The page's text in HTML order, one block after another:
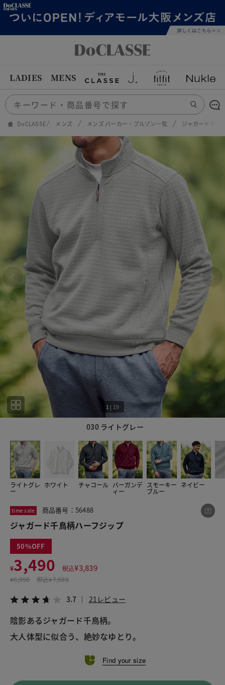
LADIES MENS
DoCLASSE メンズ メンズ パーカー・ブルゾン一覧 ジャガード千鳥
030 ライトグレー
1 | 19
ライトグレ
ー
ホワイト チャコール バーガンデ
ィー
スモーキー
ブルー
ネイビー
1 19
time sale 商品番号：56488
ジャガード千鳥柄ハーフジップ
50
¥3,490 税込¥3,839
¥6,990 税込¥7,689
3.7 21レビュー
陰影あるジャガード千鳥柄。
大人体型に似合う、絶妙なゆとり。
Find your size
この商品をシェアする
ジャガード千鳥柄ハーフジップ
¥3,490
税込¥3,839
LINE X